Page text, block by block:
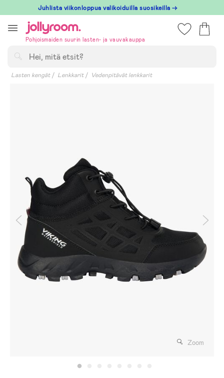
till
innehållet
Juhlista viikonloppua valikoiduilla suosikeilla →
Pohjoismaiden suurin lasten- ja vauvakauppa
Lasten kengät Lenkkarit Vedenpitävät lenkkarit
Zoom